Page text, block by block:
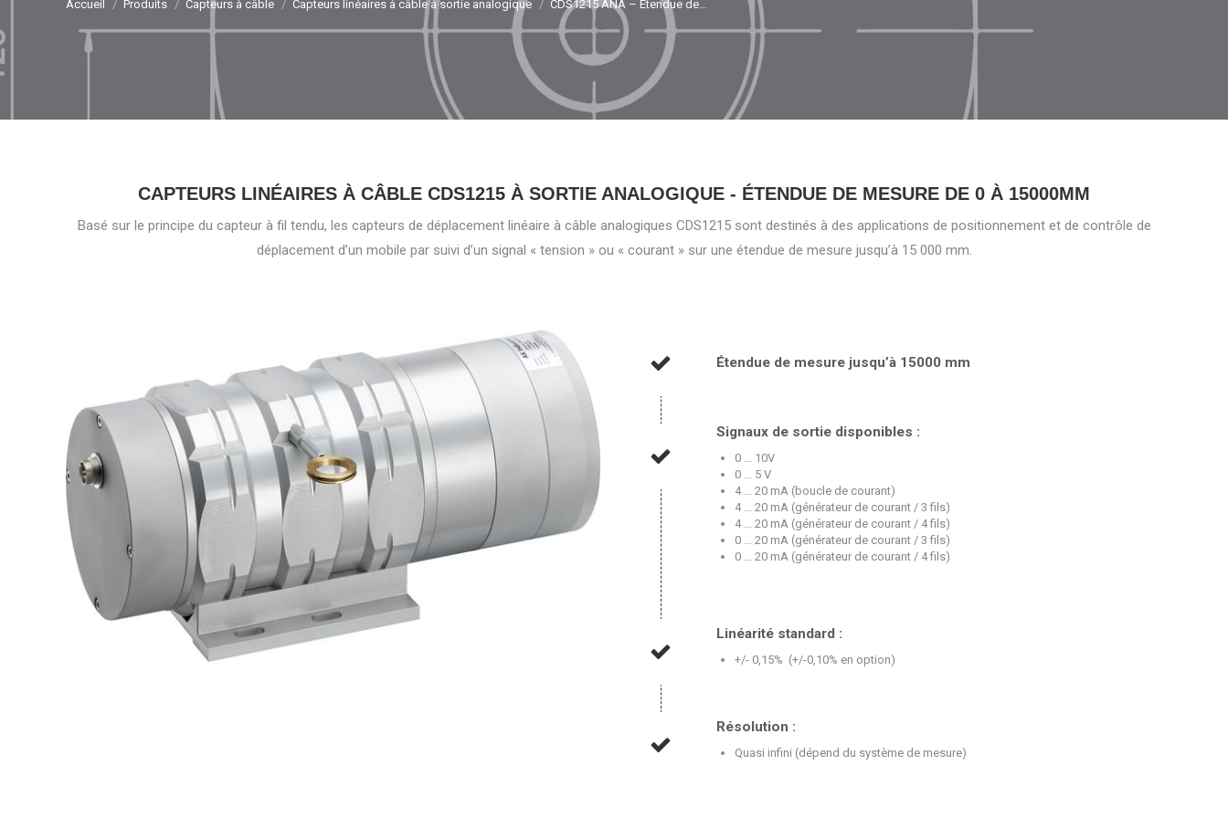
Accueil Produits Capteurs à câble Capteurs linéaires à câble à sortie analogique CDS1215 ANA – Étendue de…
CAPTEURS LINÉAIRES À CÂBLE CDS1215 À SORTIE ANALOGIQUE - ÉTENDUE DE MESURE DE 0 À 15000MM
Basé sur le principe du capteur à fil tendu, les capteurs de déplacement linéaire à câble analogiques CDS1215 sont destinés à des applications de positionnement et de contrôle de
déplacement d’un mobile par suivi d’un signal « tension » ou « courant » sur une étendue de mesure jusqu’à 15 000 mm.
Étendue de mesure jusqu’à 15000 mm
Signaux de sortie disponibles :
0 … 10V
0 … 5 V
4 … 20 mA (boucle de courant)
4 … 20 mA (générateur de courant / 3 fils)
4 … 20 mA (générateur de courant / 4 fils)
0 … 20 mA (générateur de courant / 3 fils)
0 … 20 mA (générateur de courant / 4 fils)
Linéarité standard :
+/- 0,15% (+/-0,10% en option)
Résolution :
Quasi infini (dépend du système de mesure)